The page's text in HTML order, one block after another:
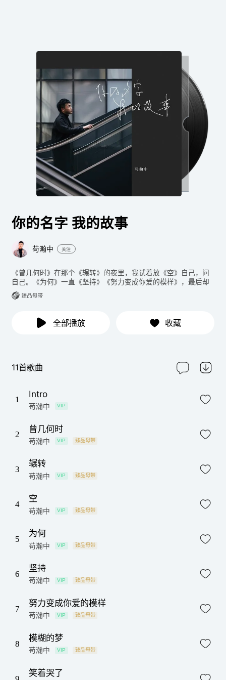
你的名字 我的故事
苟瀚中 关注
《曾几何时》在那个《辗转》的夜里，我试着放《空》自己，问
自己。《为何》一直《坚持》《努力变成你爱的模样》，最后却
只是一个《模糊的梦》。梦醒了，我《笑着哭了》，我知道《可
能我还爱你》。从今天起，「你的名字」就是「我的故事」…
全部播放 收藏
11首歌曲
1
Intro
苟瀚中 VIP
2
曾几何时
苟瀚中 VIP 臻品母带
3
辗转
苟瀚中 VIP 臻品母带
4
空
苟瀚中 VIP 臻品母带
5
为何
苟瀚中 VIP 臻品母带
6
坚持
苟瀚中 VIP 臻品母带
7
努力变成你爱的模样
苟瀚中 VIP 臻品母带
8
模糊的梦
苟瀚中 VIP 臻品母带
笑着哭了